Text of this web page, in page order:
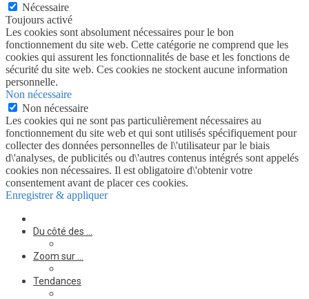
Nécessaire
Toujours activé
Les cookies sont absolument nécessaires pour le bon
fonctionnement du site web. Cette catégorie ne comprend que les
cookies qui assurent les fonctionnalités de base et les fonctions de
sécurité du site web. Ces cookies ne stockent aucune information
personnelle.
Non nécessaire
Non nécessaire
Les cookies qui ne sont pas particulièrement nécessaires au
fonctionnement du site web et qui sont utilisés spécifiquement pour
collecter des données personnelles de l\'utilisateur par le biais
d\'analyses, de publicités ou d\'autres contenus intégrés sont appelés
cookies non nécessaires. Il est obligatoire d\'obtenir votre
consentement avant de placer ces cookies.
Enregistrer & appliquer
Du côté des …
Zoom sur …
Tendances